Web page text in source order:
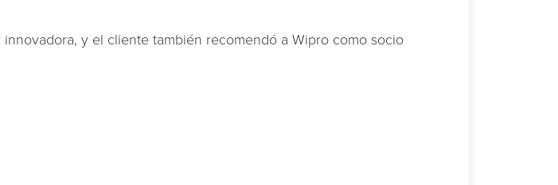
y el cliente también recomendó a Wipro como socio